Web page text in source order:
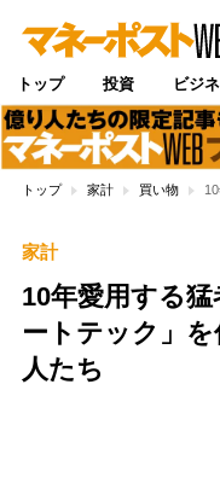
トップ 投資 ビジ
トップ 家計 買い物
家計
10年愛用する
ートテック」
人たち